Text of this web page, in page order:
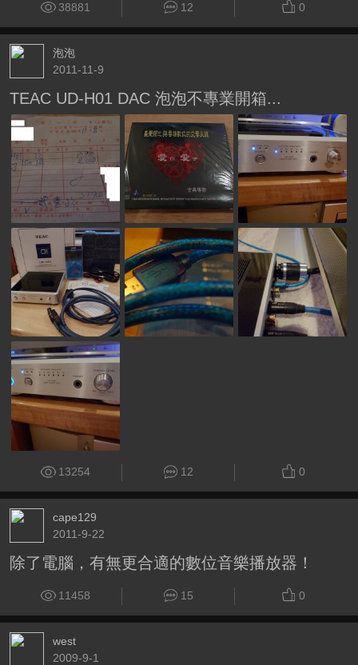
38881 12 0
泡泡
2011-11-9
TEAC UD-H01 DAC 泡泡不專業開箱...
13254 12 0
cape129
2011-9-22
除了電腦，有無更合適的數位音樂播放器！
11458 15 0
west
2009-9-1